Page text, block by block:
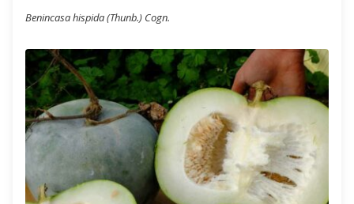
Benincasa hispida (Thunb.) Cogn.